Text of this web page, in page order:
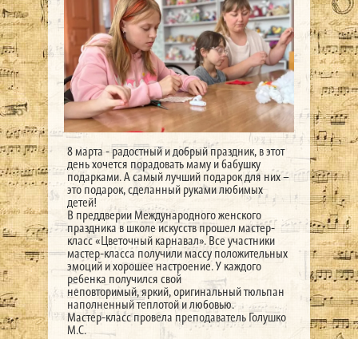
8 марта - радостный и добрый праздник, в этот
день хочется порадовать маму и бабушку
подарками. А самый лучший подарок для них –
это подарок, сделанный руками любимых
детей!
В преддверии Международного женского
праздника в школе искусств прошел мастер-
класс «Цветочный карнавал». Все участники
мастер-класса получили массу положительных
эмоций и хорошее настроение. У каждого
ребенка получился свой
неповторимый, яркий, оригинальный тюльпан
наполненный теплотой и любовью.
Мастер-класс провела преподаватель Голушко
М.С.